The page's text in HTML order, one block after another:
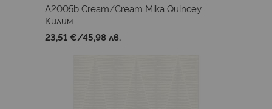
A2005b Cream/Cream Mika Quincey
Килим
23,51 €/45,98 лв.